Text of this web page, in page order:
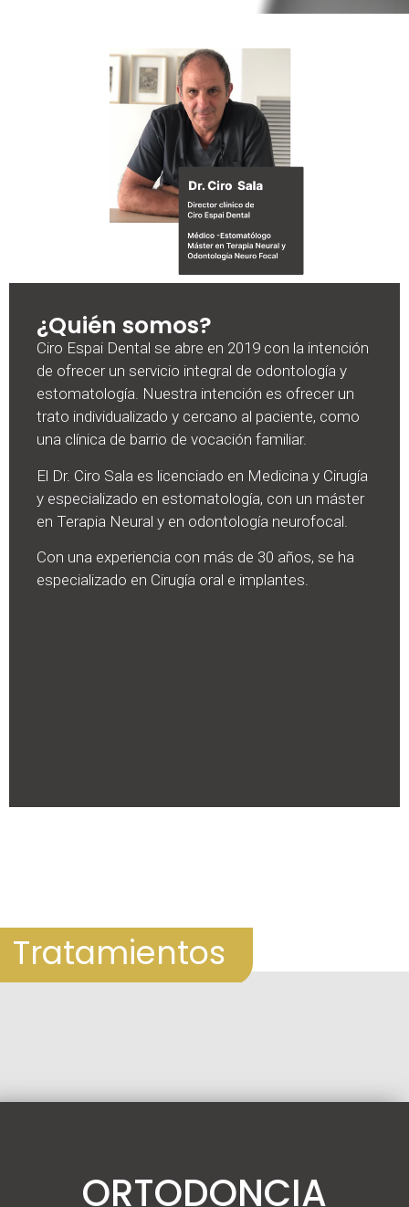
¿Quién somos?
Ciro Espai Dental se abre en 2019 con la intención
de ofrecer un servicio integral de odontología y
estomatología. Nuestra intención es ofrecer un
trato individualizado y cercano al paciente, como
una clínica de barrio de vocación familiar.
El Dr. Ciro Sala es licenciado en Medicina y Cirugía
y especializado en estomatología, con un máster
en Terapia Neural y en odontología neurofocal.
Con una experiencia con más de 30 años, se ha
especializado en Cirugía oral e implantes.
Tratamientos
ORTODONCIA